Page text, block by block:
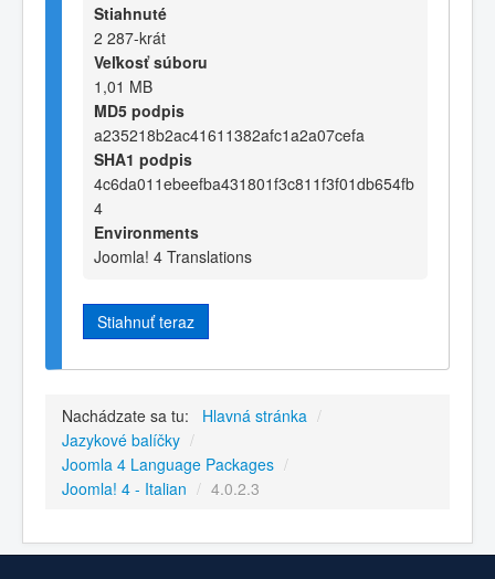
Stiahnuté
2 287-krát
Veľkosť súboru
1,01 MB
MD5 podpis
a235218b2ac41611382afc1a2a07cefa
SHA1 podpis
4c6da011ebeefba431801f3c811f3f01db654fb
4
Environments
Joomla! 4 Translations
Stiahnuť teraz
Nachádzate sa tu: Hlavná stránka /
Jazykové balíčky /
Joomla 4 Language Packages /
Joomla! 4 - Italian / 4.0.2.3